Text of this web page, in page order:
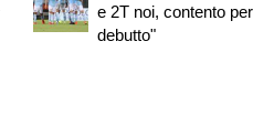
e 2T noi, contento
debutto"